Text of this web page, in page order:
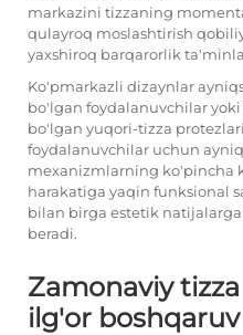
markazini tizzaning
qulayroq moslashtirish
yaxshiroq barqarorlik
Ko'pmarkazli dizaynlar
bo'lgan foydalanuvchilar
bo'lgan yuqori-tizza
foydalanuvchilar uchun
mexanizmlarning ko'pincha
harakatiga yaqin funksional
bilan birga estetik
beradi.
Zamonaviy
ilg'or